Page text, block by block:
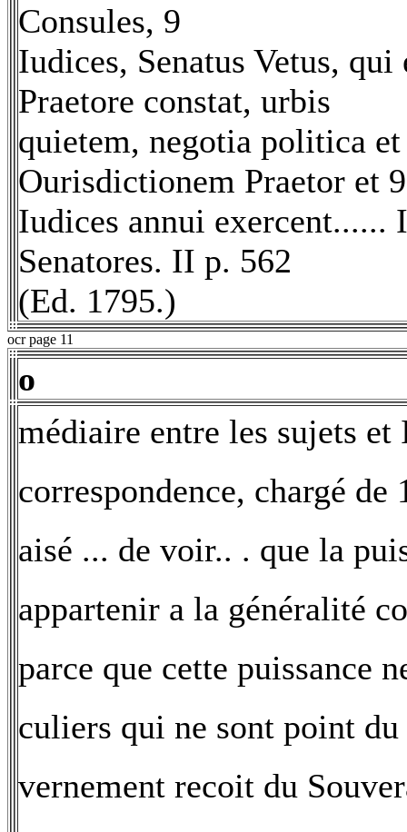
Consules, 9
Iudices, Senatus Vetus,
Praetore constat, urbis
quietem, negotia politica
Ourisdictionem Praetor et 9
Iudices annui exercent......
Senatores. II p. 562
(Ed. 1795.)
ocr page 11
o
médiaire entre les sujets
correspondence, chargé
aisé ... de voir.. . que la
appartenir a la généralité
parce que cette puissance
culiers qui ne sont point
vernement recoit du